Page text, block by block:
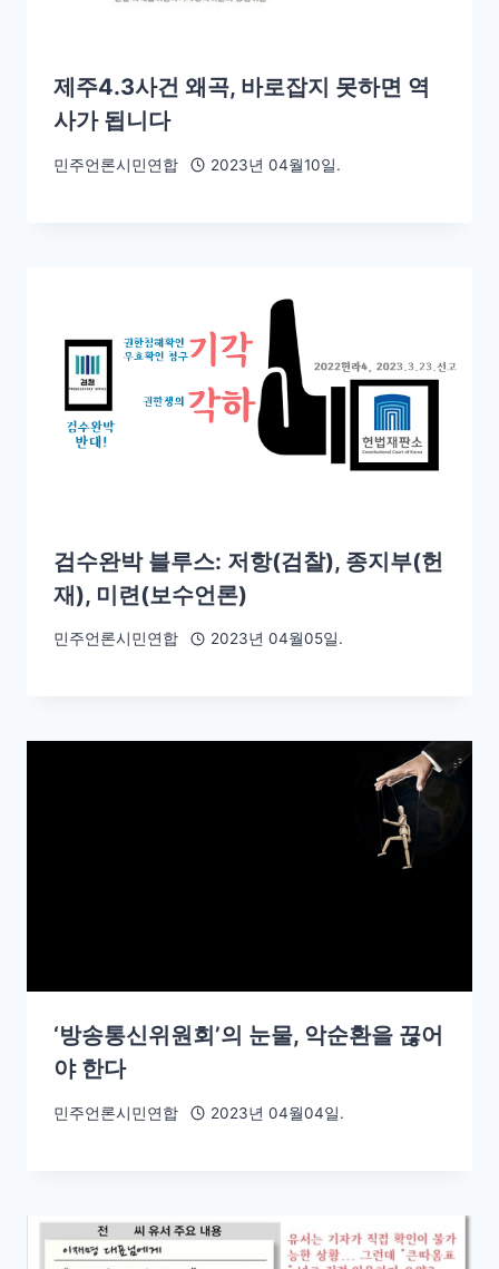
제주4.3사건 왜곡, 바로잡지 못하면 역
사가 됩니다
민주언론시민연합 2023년 04월10일.
검수완박 블루스: 저항(검찰), 종지부(헌
재), 미련(보수언론)
민주언론시민연합 2023년 04월05일.
‘방송통신위원회’의 눈물, 악순환을 끊어
야 한다
민주언론시민연합 2023년 04월04일.